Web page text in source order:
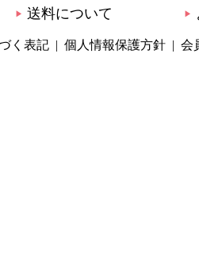
▶ 送料について ▶
く表記 個人情報保護方針 会